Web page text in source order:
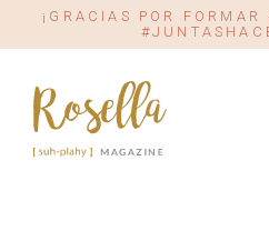
¡GRACIAS POR FORMAR